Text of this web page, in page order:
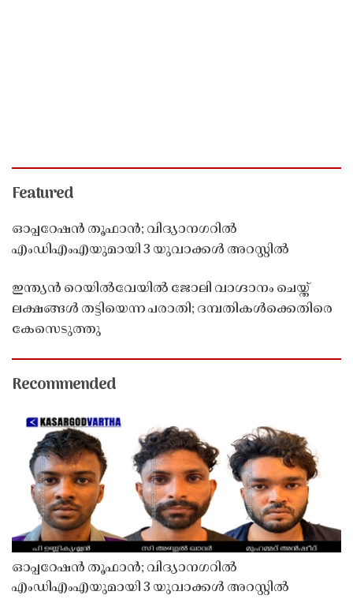
Featured
ഓപ്പറേഷൻ തൂഫാൻ; വിദ്യാനഗറിൽ
എംഡിഎംഎയുമായി 3 യുവാക്കൾ അറസ്റ്റിൽ
ഇന്ത്യൻ റെയിൽവേയിൽ ജോലി വാഗ്ദാനം ചെയ്ത്
ലക്ഷങ്ങൾ തട്ടിയെന്ന പരാതി; ദമ്പതികൾക്കെതിരെ
കേസെടുത്തു
Recommended
ഓപ്പറേഷൻ തൂഫാൻ; വിദ്യാനഗറിൽ
എംഡിഎംഎയുമായി 3 യുവാക്കൾ അറസ്റ്റിൽ